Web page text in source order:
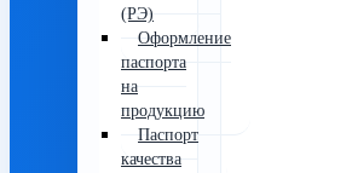
(РЭ)
Оформление
паспорта
на
продукцию
Паспорт
качества